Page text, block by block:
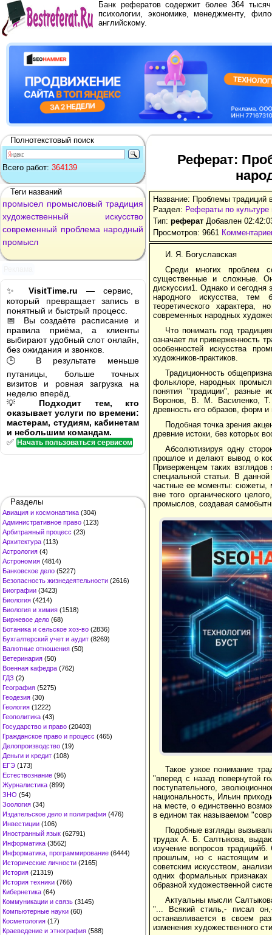
Банк рефератов содержит более 364
психологии, экономике, менеджменту,
английскому.
Полнотекстовый поиск
Всего работ: 364139
Теги названий
промысел промысловый традиция
художественный
искусство
современный проблема народный
промысл
✨ VisitTime.ru — сервис,
который превращает запись в
понятный и быстрый процесс.
📅 Вы создаёте расписание и
правила приёма, а клиенты
выбирают удобный слот онлайн,
без ожидания и звонков.
🕒 В результате меньше
путаницы, больше точных
визитов и ровная загрузка на
неделю вперёд.
💡 Подходит тем, кто
оказывает услуги по времени:
мастерам, студиям, кабинетам
и небольшим командам.
✅ Начать пользоваться сервисом
Разделы
Авиация и космонавтика (304)
Административное право (123)
Арбитражный процесс (23)
Архитектура (113)
Астрология (4)
Астрономия (4814)
Банковское дело (5227)
Безопасность жизнедеятельности (2616)
Биографии (3423)
Биология (4214)
Биология и химия (1518)
Биржевое дело (68)
Ботаника и сельское хоз-во (2836)
Бухгалтерский учет и аудит (8269)
Валютные отношения (50)
Ветеринария (50)
Военная кафедра (762)
ГДЗ (2)
География (5275)
Геодезия (30)
Геология (1222)
Геополитика (43)
Государство и право (20403)
Гражданское право и процесс (465)
Делопроизводство (19)
Деньги и кредит (108)
ЕГЭ (173)
Естествознание (96)
Журналистика (899)
ЗНО (54)
Зоология (34)
Издательское дело и полиграфия (476)
Инвестиции (106)
Иностранный язык (62791)
Информатика (3562)
Информатика, программирование (6444)
Исторические личности (2165)
История (21319)
История техники (766)
Кибернетика (64)
Коммуникации и связь (3145)
Компьютерные науки (60)
Косметология (17)
Краеведение и этнография (588)
Реферат:
Название: Проблемы традиций
Раздел: Рефераты по культуре
Тип: реферат Добавлен
Просмотров: 9661
И. Я. Богуславская
Среди многих проблем
существенные и сложные.
дискуссии1. Однако и сегодня
народного искусства, тем
теоретического
современных народных
Что понимать под
означает ли приверженность
особенностей искусства
художников-практиков.
Традиционность
фольклоре, народных
понятия "традиции", разные
Воронов, В. М. Василенко, Т.
древность его образов, форм и
Подобная точка зрения
древние истоки, без которых
Абсолютизируя одну
прошлое и делают вывод о
Приверженцем таких
специальной статьи. В
частные ее моменты: сюжеты,
вне того органического
промыслов, создавая
Такое узкое понимание
"вперед с назад повернутой
поступательного,
национальность, Ильин
на месте, о единственно
в едином так называемом
Подобные взгляды
трудах А. Б. Салтыкова,
изучение вопросов
прошлым, но с настоящим и
советским искусством,
одних формальных
образной художественной
Актуальны мысли
"... Всякий стиль,- писал
останавливается в своем
изменения художественного